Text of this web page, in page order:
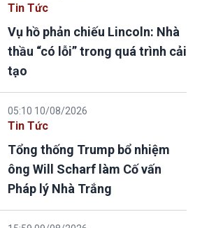
Tin Tức
Vụ hồ phản chiếu Lincoln: Nhà
thầu “có lỗi” trong quá trình cải
tạo
05:10 10/08/2026
Tin Tức
Tổng thống Trump bổ nhiệm
ông Will Scharf làm Cố vấn
Pháp lý Nhà Trắng